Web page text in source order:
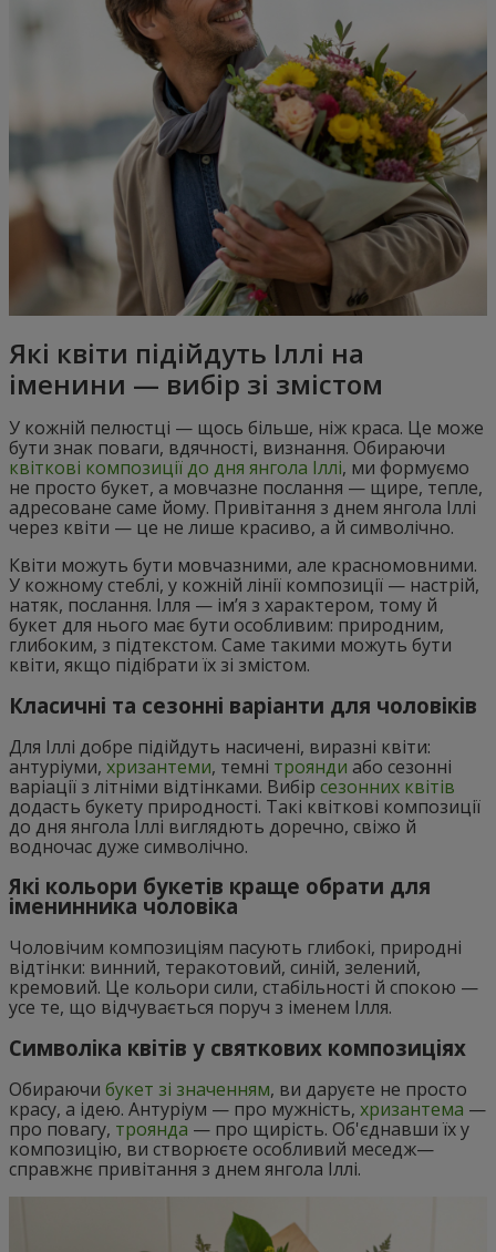
Які квіти підійдуть Іллі на
іменини — вибір зі змістом
У кожній пелюстці — щось більше, ніж краса. Це може
бути знак поваги, вдячності, визнання. Обираючи
квіткові композиції до дня янгола Іллі, ми формуємо
не просто букет, а мовчазне послання — щире, тепле,
адресоване саме йому. Привітання з днем янгола Іллі
через квіти — це не лише красиво, а й символічно.
Квіти можуть бути мовчазними, але красномовними.
У кожному стеблі, у кожній лінії композиції — настрій,
натяк, послання. Ілля — ім’я з характером, тому й
букет для нього має бути особливим: природним,
глибоким, з підтекстом. Саме такими можуть бути
квіти, якщо підібрати їх зі змістом.
Класичні та сезонні варіанти для чоловіків
Для Іллі добре підійдуть насичені, виразні квіти:
антуріуми, хризантеми, темні троянди або сезонні
варіації з літніми відтінками. Вибір сезонних квітів
додасть букету природності. Такі квіткові композиції
до дня янгола Іллі виглядють доречно, свіжо й
водночас дуже символічно.
Які кольори букетів краще обрати для
іменинника чоловіка
Чоловічим композиціям пасують глибокі, природні
відтінки: винний, теракотовий, синій, зелений,
кремовий. Це кольори сили, стабільності й спокою —
усе те, що відчувається поруч з іменем Ілля.
Символіка квітів у святкових композиціях
Обираючи букет зі значенням, ви даруєте не просто
красу, а ідею. Антуріум — про мужність, хризантема —
про повагу, троянда — про щирість. Об'єднавши їх у
композицію, ви створюєте особливий меседж—
справжнє привітання з днем янгола Іллі.